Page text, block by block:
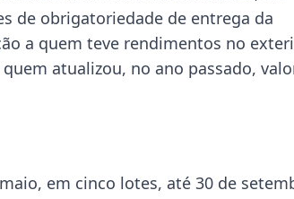
de obrigatoriedade de entrega da
a quem teve rendimentos no
atualizou, no ano passado,
em cinco lotes, até 30 de